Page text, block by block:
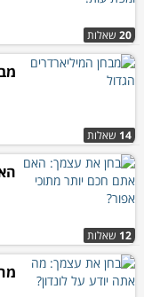
20 שאלות
14 שאלות
12 שאלות